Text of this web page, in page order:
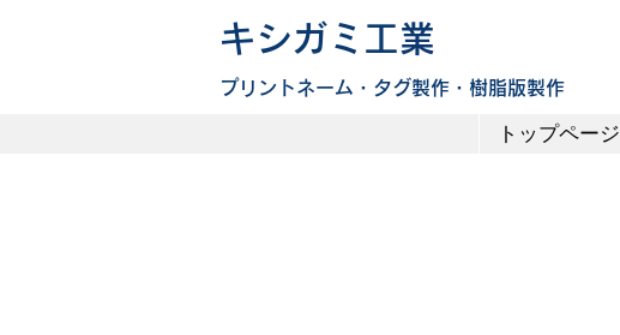
​キシガミ工業
​プリントネーム・タグ製作​・樹脂版製作
トップページ
トップページ